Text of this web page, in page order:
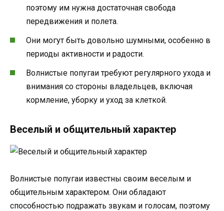
поэтому им нужна достаточная свобода
передвижения и полета.
Они могут быть довольно шумными, особенно в
периоды активности и радости.
Волнистые попугаи требуют регулярного ухода и
внимания со стороны владельцев, включая
кормление, уборку и уход за клеткой.
Веселый и общительный характер
Волнистые попугаи известны своим веселым и
общительным характером. Они обладают
способностью подражать звукам и голосам, поэтому